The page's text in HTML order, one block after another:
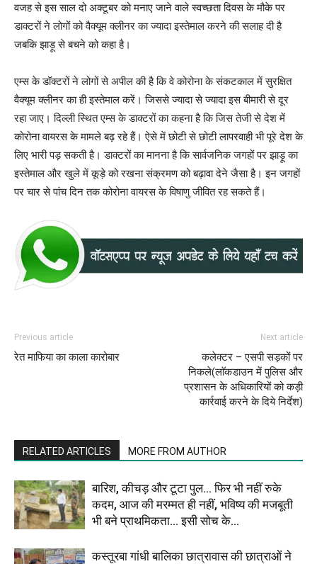
वजह से इस साल दो अक्टूबर को मनाए जाने वाले स्वच्छता दिवस के मौके पर
डाक्टरों ने लोगों को वैक्यूम क्लीनर का ज्यादा इस्तेमाल करने की सलाह दी है
जबकि झाड़ू से बचने को कहा है।
एम्स के डॉक्टरों ने लोगों से अपील की है कि वे कोरोना के संकटकाल में सुरक्षित
वैक्यूम क्लीनर का ही इस्तेमाल करें। जिससे ज्यादा से ज्यादा इस बीमारी से दूर
रहा जाए। दिल्ली स्थित एम्स के डाक्टरों का कहना है कि जिस तेजी से देश में
कोरोना वायरस के मामले बढ़ रहे हैं। ऐसे में छोटी से छोटी लापरवाही भी पूरे देश के
लिए भारी पड़ सकती है। डाक्टरों का मानना है कि सार्वजनिक जगहों पर झाड़ू का
इस्तेमाल और खुले में कूड़े को रखना संक्रमण को बढ़ावा देने जैसा है। इन जगहों
पर चार से पांच दिन तक कोरोना वायरस के विषाणु जीवित रह सकते हैं।
Previous article
रेत माफिया का काला कारोबार
Next article
कलेक्टर – एसपी सड़कों पर
निकले(लाॅकडाउन में पुलिस और
प्रशासन के अधिकारियों को कड़ी
कार्रवाई करने के दिये निर्देश)
RELATED ARTICLES MORE FROM AUTHOR
बारिश, कीचड़ और टूटा पुल… फिर भी नहीं रुके
कदम, आज की मरम्मत ही नहीं, भविष्य की मजबूती
भी बने प्राथमिकता… इसी सोच के...
कस्तूरबा गांधी बालिका छात्रावास की छात्राओं ने